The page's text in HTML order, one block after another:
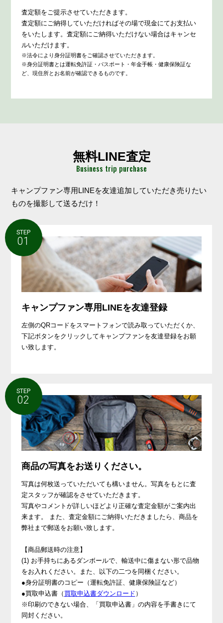
査定額をご提示させていただきます。
査定額にご納得していただければその場で現金にてお支払い
をいたします。査定額にご納得いただけない場合はキャンセ
ルいただけます。
※法令により身分証明書をご確認させていただきます。
※身分証明書とは運転免許証・パスポート・年金手帳・健康保険証な
ど、現住所とお名前が確認できるものです。
無料LINE査定
Business trip purchase
キャンプファン専用LINEを友達追加していただき売りたい
ものを撮影して送るだけ！
STEP
01
キャンプファン専用LINEを友達登録
左側のQRコードをスマートフォンで読み取っていただくか、
下記ボタンをクリックしてキャンプファンを友達登録をお願
い致します。
STEP
02
商品の写真をお送りください。
写真は何枚送っていただいても構いません。写真をもとに査
定スタッフが確認をさせていただきます。
写真やコメントが詳しいほどより正確な査定金額がご案内出
来ます。 また、査定金額にご納得いただきましたら、商品を
弊社まで郵送をお願い致します。
【商品郵送時の注意】
(1) お手持ちにあるダンボールで、輸送中に傷まない形で品物
をお入れください。また、以下の二つを同梱ください。
●身分証明書のコピー（運転免許証、健康保険証など）
●買取申込書（ 買取申込書ダウンロード ）
※印刷のできない場合、「買取申込書」の内容を手書きにて
同封ください。